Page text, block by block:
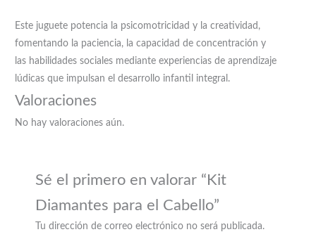
Este juguete potencia la psicomotricidad y la creatividad,
fomentando la paciencia, la capacidad de concentración y
las habilidades sociales mediante experiencias de aprendizaje
lúdicas que impulsan el desarrollo infantil integral.
Valoraciones
No hay valoraciones aún.
Sé el primero en valorar “Kit
Diamantes para el Cabello”
Tu dirección de correo electrónico no será publicada.